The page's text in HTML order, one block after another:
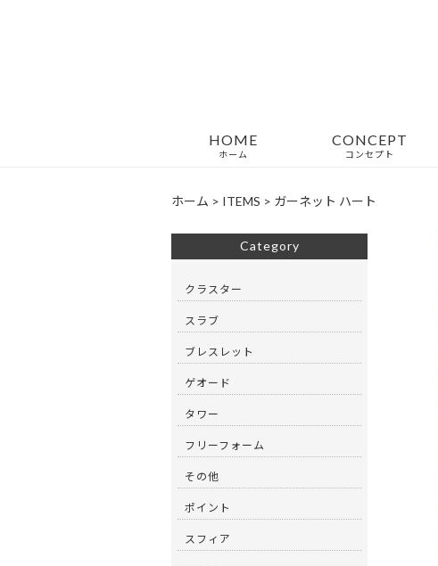
HOME
ホーム
CONCEPT
コンセプト
ホーム > ITEMS > ガーネット ハート
Category
クラスター
スラブ
ブレスレット
ゲオード
タワー
フリーフォーム
その他
ポイント
スフィア